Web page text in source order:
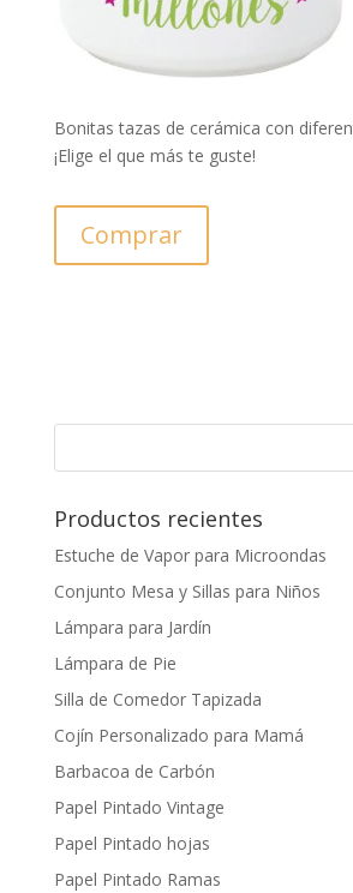
Bonitas tazas de cerámica con
¡Elige el que más te guste!
Comprar
Productos recientes
Estuche de Vapor para Microondas
Conjunto Mesa y Sillas para Niños
Lámpara para Jardín
Lámpara de Pie
Silla de Comedor Tapizada
Cojín Personalizado para Mamá
Barbacoa de Carbón
Papel Pintado Vintage
Papel Pintado hojas
Papel Pintado Ramas